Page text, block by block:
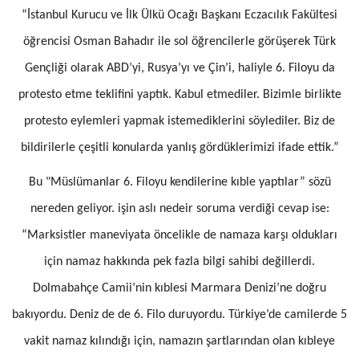
“İstanbul Kurucu ve İlk Ülkü Ocağı Başkanı Eczacılık Fakültesi
öğrencisi Osman Bahadır ile sol öğrencilerle görüşerek Türk
Gençliği olarak ABD’yi, Rusya’yı ve Çin’i, haliyle 6. Filoyu da
protesto etme teklifini yaptık. Kabul etmediler. Bizimle birlikte
protesto eylemleri yapmak istemediklerini söylediler. Biz de
bildirilerle çeşitli konularda yanlış gördüklerimizi ifade ettik.”
Bu "Müslümanlar 6. Filoyu kendilerine kıble yaptılar” sözü
nereden geliyor. işin aslı nedeir soruma verdiği cevap ise:
“Marksistler maneviyata öncelikle de namaza karşı oldukları
için namaz hakkında pek fazla bilgi sahibi değillerdi.
Dolmabahçe Camii’nin kıblesi Marmara Denizi’ne doğru
bakıyordu. Deniz de de 6. Filo duruyordu. Türkiye’de camilerde 5
vakit namaz kılındığı için, namazın şartlarından olan kıbleye